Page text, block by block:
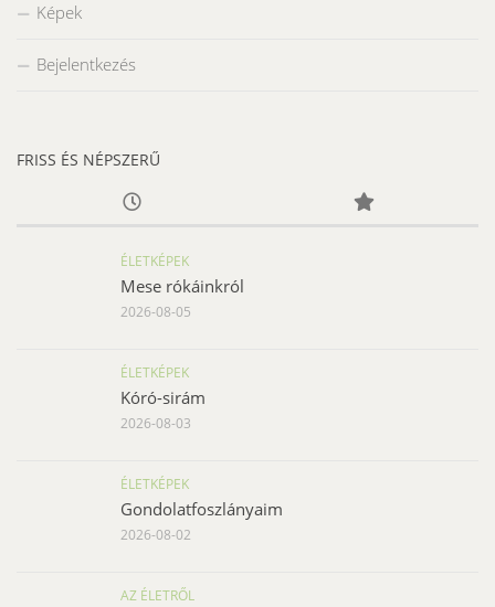
Képek
Bejelentkezés
FRISS ÉS NÉPSZERŰ
ÉLETKÉPEK
Mese rókáinkról
2026-08-05
ÉLETKÉPEK
Kóró-sirám
2026-08-03
ÉLETKÉPEK
Gondolatfoszlányaim
2026-08-02
AZ ÉLETRŐL